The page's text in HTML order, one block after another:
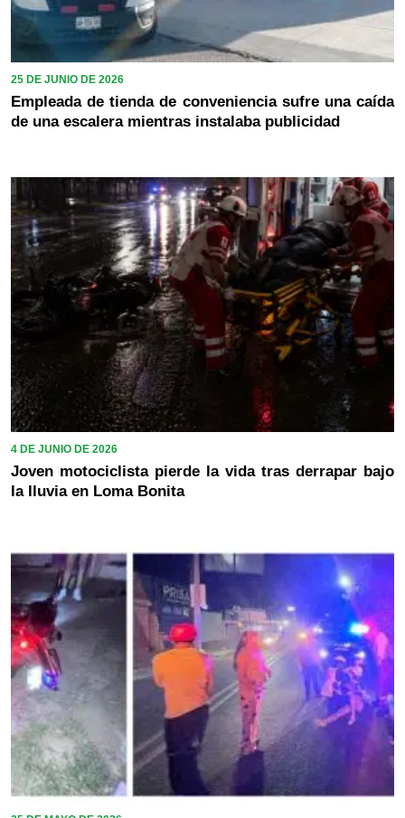
25 DE JUNIO DE 2026
Empleada de tienda de conveniencia sufre una caída
de una escalera mientras instalaba publicidad
4 DE JUNIO DE 2026
Joven motociclista pierde la vida tras derrapar bajo
la lluvia en Loma Bonita